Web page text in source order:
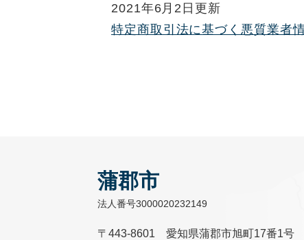
2021年6月2日更新
特定商取引法に基づく悪質業者
蒲郡市
法人番号3000020232149
〒443-8601 愛知県蒲郡市旭町17番1号